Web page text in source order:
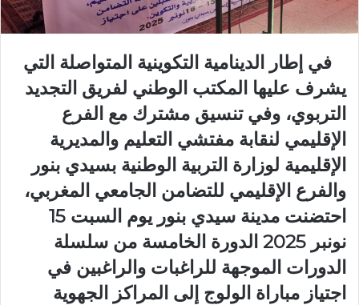
في إطار الدينامية التكوينية المتواصلة التي
يشرف عليها المكتب الوطني لفريق التجديد
التربوي، وفي تنسيق مشترك مع الفرع
الإقليمي لنقابة مفتشي التعليم والمديرية
الإقليمية لوزارة التربية الوطنية بسيدي بنور
والفرع الإقليمي للتضامن الجامعي المغربي،
احتضنت مدينة سيدي بنور يوم السبت 15
نونبر 2025 الدورة الخامسة من سلسلة
الدورات الموجهة للراغبات والراغبين في
اجتياز مباراة الولوج إلى المراكز الجهوية